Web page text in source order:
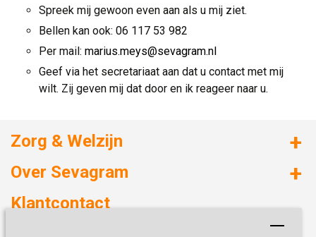
Spreek mij gewoon even aan als u mij ziet.
Bellen kan ook: 06 117 53 982
Per mail: marius.meys@sevagram.nl
Geef via het secretariaat aan dat u contact met mij
wilt. Zij geven mij dat door en ik reageer naar u.
Zorg & Welzijn
Huizen met zorg
Over Sevagram
Duurzaamheid
Klantcontact